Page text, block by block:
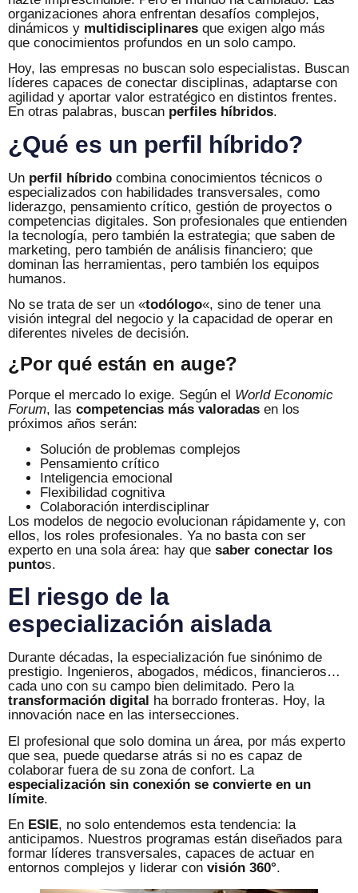
organizaciones ahora enfrentan desafíos complejos,
dinámicos y multidisciplinares que exigen algo más
que conocimientos profundos en un solo campo.
Hoy, las empresas no buscan solo especialistas. Buscan
líderes capaces de conectar disciplinas, adaptarse con
agilidad y aportar valor estratégico en distintos frentes.
En otras palabras, buscan perfiles híbridos.
¿Qué es un perfil híbrido?
Un perfil híbrido combina conocimientos técnicos o
especializados con habilidades transversales, como
liderazgo, pensamiento crítico, gestión de proyectos o
competencias digitales. Son profesionales que entienden
la tecnología, pero también la estrategia; que saben de
marketing, pero también de análisis financiero; que
dominan las herramientas, pero también los equipos
humanos.
No se trata de ser un «todólogo«, sino de tener una
visión integral del negocio y la capacidad de operar en
diferentes niveles de decisión.
¿Por qué están en auge?
Porque el mercado lo exige. Según el World Economic
Forum, las competencias más valoradas en los
próximos años serán:
Solución de problemas complejos
Pensamiento crítico
Inteligencia emocional
Flexibilidad cognitiva
Colaboración interdisciplinar
Los modelos de negocio evolucionan rápidamente y, con
ellos, los roles profesionales. Ya no basta con ser
experto en una sola área: hay que saber conectar los
puntos.
El riesgo de la
especialización aislada
Durante décadas, la especialización fue sinónimo de
prestigio. Ingenieros, abogados, médicos, financieros…
cada uno con su campo bien delimitado. Pero la
transformación digital ha borrado fronteras. Hoy, la
innovación nace en las intersecciones.
El profesional que solo domina un área, por más experto
que sea, puede quedarse atrás si no es capaz de
colaborar fuera de su zona de confort. La
especialización sin conexión se convierte en un
límite.
En ESIE, no solo entendemos esta tendencia: la
anticipamos. Nuestros programas están diseñados para
formar líderes transversales, capaces de actuar en
entornos complejos y liderar con visión 360°.